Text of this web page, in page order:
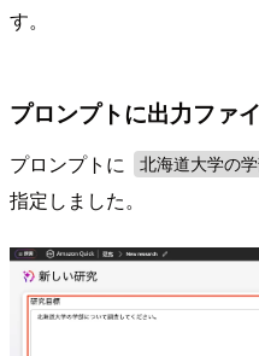
す。
プロンプトに出力ファ
プロンプトに 北海道大学の
指定しました。